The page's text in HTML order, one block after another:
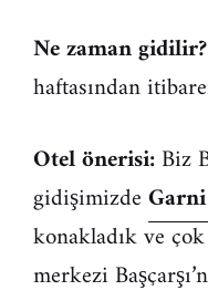
Ne zaman gidilir?
haftasından
Otel önerisi:Biz
gidişimizde
konakladık ve
merkezi